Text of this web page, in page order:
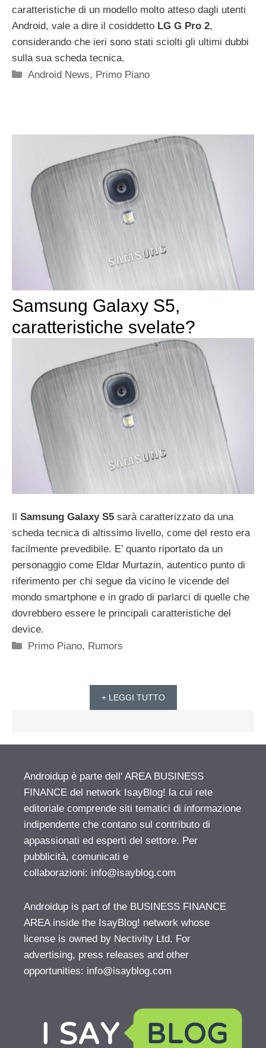
caratteristiche di un modello molto atteso dagli utenti
Android, vale a dire il cosiddetto LG G Pro 2,
considerando che ieri sono stati sciolti gli ultimi dubbi
sulla sua scheda tecnica.
Categorie
Android News, Primo Piano
Samsung Galaxy S5,
caratteristiche svelate?
Il Samsung Galaxy S5 sarà caratterizzato da una
scheda tecnica di altissimo livello, come del resto era
facilmente prevedibile. E’ quanto riportato da un
personaggio come Eldar Murtazin, autentico punto di
riferimento per chi segue da vicino le vicende del
mondo smartphone e in grado di parlarci di quelle che
dovrebbero essere le principali caratteristiche del
device.
Categorie
Primo Piano, Rumors
+ LEGGI TUTTO
Androidup è parte dell' AREA BUSINESS
FINANCE del network IsayBlog! la cui rete
editoriale comprende siti tematici di informazione
indipendente che contano sul contributo di
appassionati ed esperti del settore. Per
pubblicità, comunicati e
collaborazioni: info@isayblog.com
Androidup is part of the BUSINESS FINANCE
AREA inside the IsayBlog! network whose
license is owned by Nectivity Ltd. For
advertising, press releases and other
opportunities: info@isayblog.com